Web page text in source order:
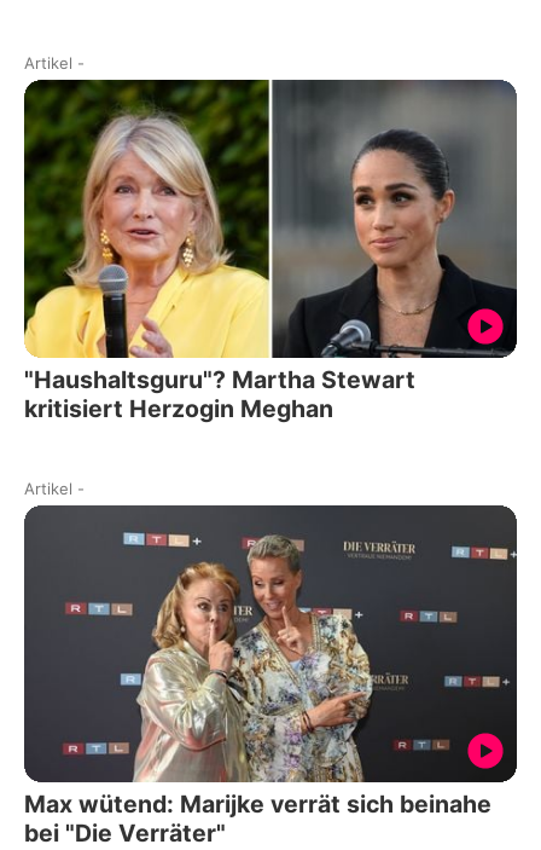
Artikel -
"Haushaltsguru"? Martha Stewart
kritisiert Herzogin Meghan
Artikel -
Max wütend: Marijke verrät sich beinahe
bei "Die Verräter"